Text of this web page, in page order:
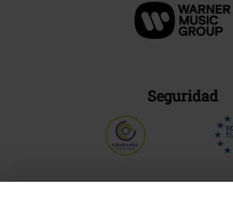
Seguridad